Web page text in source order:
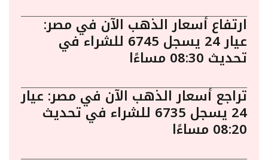
ارتفاع أسعار الذهب الآن في مصر:
عيار 24 يسجل 6745 للشراء في
تحديث 08:30 مساءًا
تراجع أسعار الذهب الآن في مصر: عيار
24 يسجل 6735 للشراء في تحديث
08:20 مساءًا